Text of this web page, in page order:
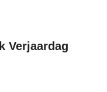
Verjaardag